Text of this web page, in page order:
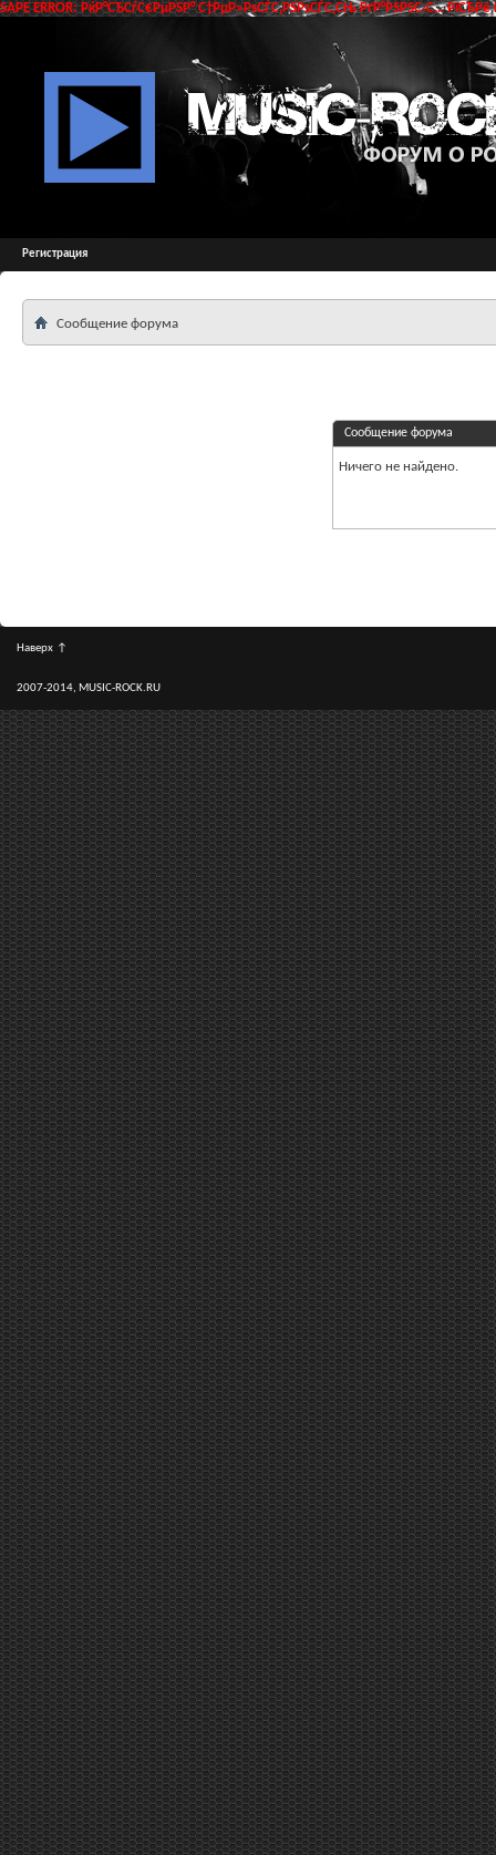
SAPE ERROR: РќР°СЂСѓС€РµРЅР° С†РµР»РѕСЃС‚РЅРѕСЃС‚СЊ РґР°РЅРЅС‹С…
Регистрация
Сообщение форума
Сообщение форума
Ничего не найдено.
Наверх ↑
2007-2014, MUSIC-ROCK.RU